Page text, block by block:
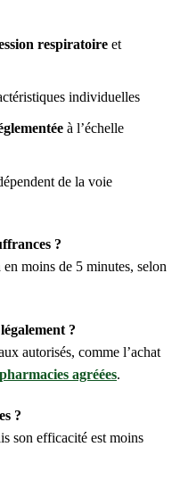
respiratoireet
individuelles
à l’échelle
de la voie
?
moins de 5 minutes, selon
?
autorisés, comme l’achat
pharmacies agréées.
?
son efficacité est moins